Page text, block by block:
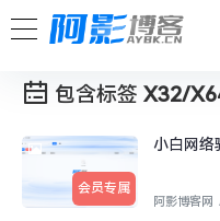
包含标签 X32/
会员专属
小白网络
阿影博客网